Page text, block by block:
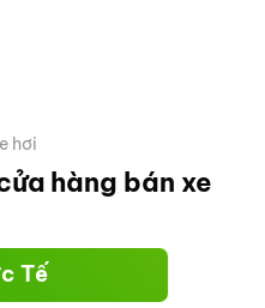
hơi
hàng bán xe
Tế